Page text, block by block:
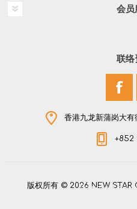
会员
联络
香港九龙新蒲岗大
+852
版权所有 © 2026 NEW STAR
Powered by